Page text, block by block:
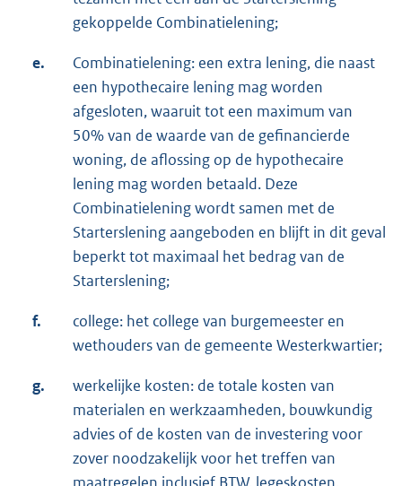
gekoppelde Combinatielening;
e.
Combinatielening: een extra lening, die naast
een hypothecaire lening mag worden
afgesloten, waaruit tot een maximum van
50% van de waarde van de gefinancierde
woning, de aflossing op de hypothecaire
lening mag worden betaald. Deze
Combinatielening wordt samen met de
Starterslening aangeboden en blijft in dit geval
beperkt tot maximaal het bedrag van de
Starterslening;
f.
college: het college van burgemeester en
wethouders van de gemeente Westerkwartier;
g.
werkelijke kosten: de totale kosten van
materialen en werkzaamheden, bouwkundig
advies of de kosten van de investering voor
zover noodzakelijk voor het treffen van